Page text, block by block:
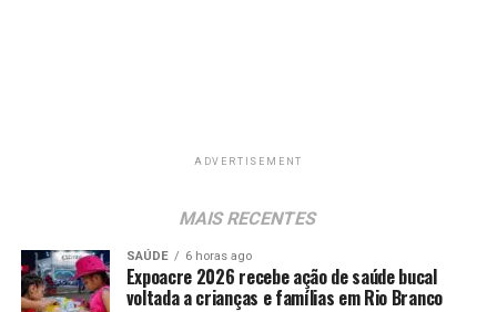
ADVERTISEMENT
MAIS RECENTES
SAÚDE 6 horas ago
Expoacre 2026 recebe ação de saúde bucal
voltada a crianças e famílias em Rio Branco